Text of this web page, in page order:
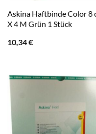
Askina Haftbinde Color 8
X 4 M Grün 1 Stück
10,34€